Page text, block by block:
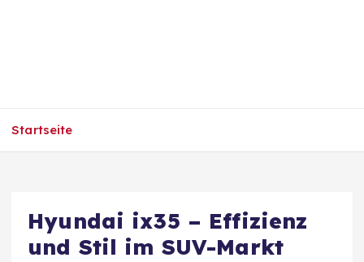
Startseite
Hyundai ix35 – Effizienz
und Stil im SUV-Markt